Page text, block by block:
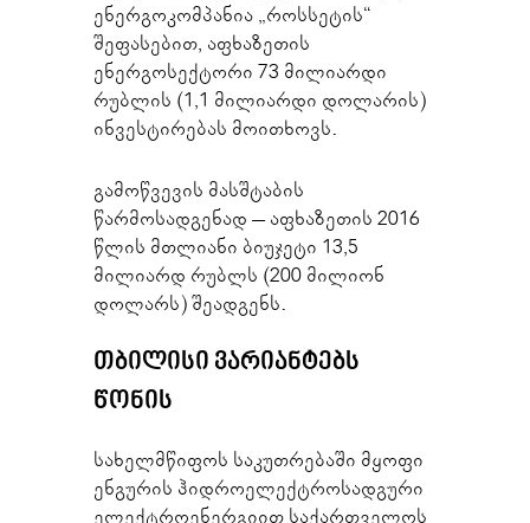
ენერგოკომპანია „როსსეტის“
შეფასებით, აფხაზეთის
ენერგოსექტორი 73 მილიარდი
რუბლის (1,1 მილიარდი დოლარის)
ინვესტირებას მოითხოვს.
გამოწვევის მასშტაბის
წარმოსადგენად – აფხაზეთის 2016
წლის მთლიანი ბიუჯეტი 13,5
მილიარდ რუბლს (200 მილიონ
დოლარს) შეადგენს.
ᲗᲑᲘᲚᲘᲡᲘ ᲕᲐᲠᲘᲐᲜᲢᲔᲑᲡ
ᲬᲝᲜᲘᲡ
სახელმწიფოს საკუთრებაში მყოფი
ენგურის ჰიდროელექტროსადგური
ელექტროენერგიით საქართველოს